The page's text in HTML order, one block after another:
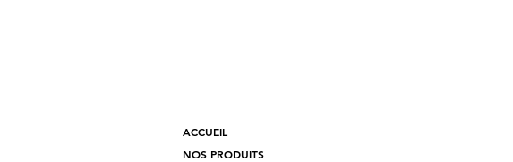
ACCUEIL
NOS PRODUITS